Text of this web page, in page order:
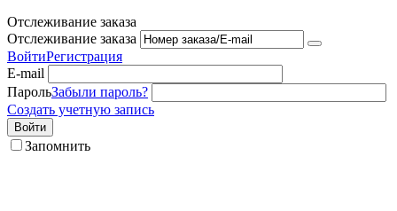
Отслеживание заказа
Отслеживание заказа
ВойтиРегистрация
E-mail
ПарольЗабыли пароль?
Создать учетную запись
Войти
Запомнить